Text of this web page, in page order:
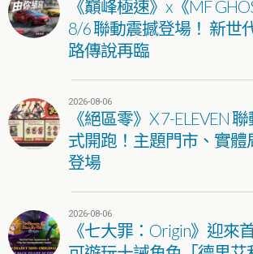
《巔峰極速》x《MF
8/6 聯動震撼登場！ 新世
路傳說再臨
2026-08-06
《絕區零》X 7-ELEVEN
式開跑！主題門市、實體
登場
2026-08-06
《七大罪：Origin》迎來